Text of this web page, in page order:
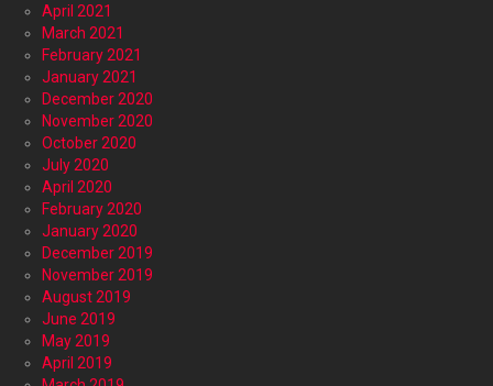
April 2021
March 2021
February 2021
January 2021
December 2020
November 2020
October 2020
July 2020
April 2020
February 2020
January 2020
December 2019
November 2019
August 2019
June 2019
May 2019
April 2019